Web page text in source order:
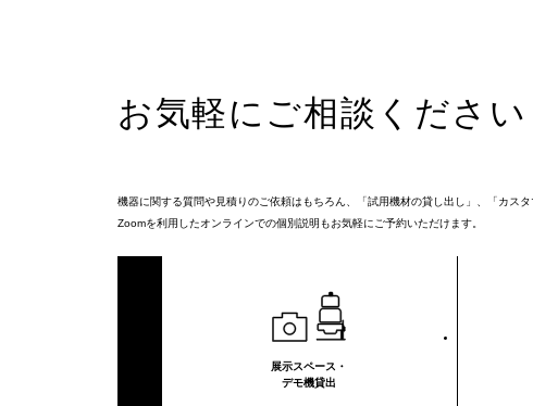
お気軽にご相談ください
機器に関する質問や見積りのご依頼はもちろん、「試用機材の貸し出し」、「カス
Zoomを利用したオンラインでの個別説明もお気軽にご予約いただけます。
展示スペース・
デモ機貸出